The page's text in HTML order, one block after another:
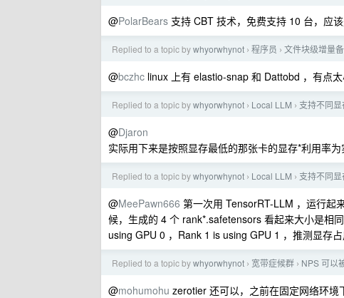
@PolarBears 支持 CBT 技术，免费支持 10 台，应
Replied to a topic bywhyorwhynot › 程序员 › 文件块级增量
@bczhc linux 上有 elastio-snap 和 Dattobd ，有点太
Replied to a topic bywhyorwhynot › Local LLM › 支持不同
@Djaron
实际用下来是按照显存最低的那张卡的显存*利用率
Replied to a topic bywhyorwhynot › Local LLM › 支持不同
@MeePawn666 第一次用 TensorRT-LLM ，运行起
候，生成的 4 个 rank*.safetensors 看起来大小是相
using GPU 0 ，Rank 1 is using GPU 1 ，推测显存
Replied to a topic bywhyorwhynot › 宽带症候群 › NPS 可以
@mohumohu zerotier 还可以，之前在固定网络环